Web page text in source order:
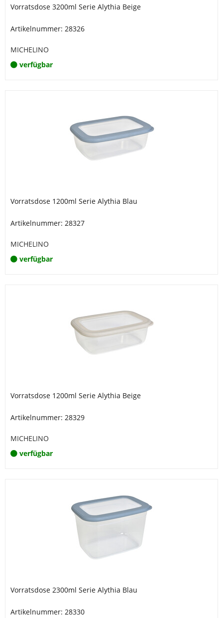
Vorratsdose 3200ml Serie Alythia Beige
Artikelnummer: 28326
MICHELINO
verfügbar
Vorratsdose 1200ml Serie Alythia Blau
Artikelnummer: 28327
MICHELINO
verfügbar
Vorratsdose 1200ml Serie Alythia Beige
Artikelnummer: 28329
MICHELINO
verfügbar
Vorratsdose 2300ml Serie Alythia Blau
Artikelnummer: 28330